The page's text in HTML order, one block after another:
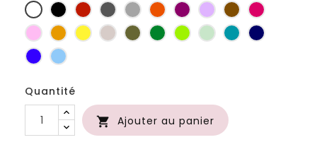
BlancNoir RougeGris
foncé
Gris
clair
OrangePruneLilasMarronFuchsia
RoseJaune
d'or
jauneFicelleKaki Vert
bouteille
Anis
Vert
d'eau
Turquoise
Marine
Bleu
roi
Bleu
Quantité
 Ajouter au panier